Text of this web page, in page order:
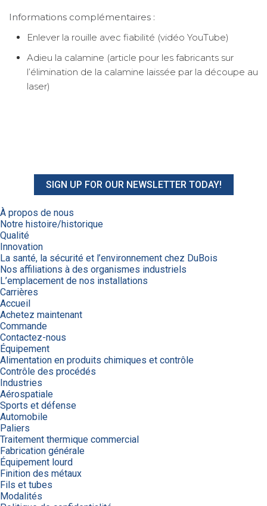
Informations complémentaires :
Enlever la rouille avec fiabilité (vidéo YouTube)
Adieu la calamine (article pour les fabricants sur
l’élimination de la calamine laissée par la découpe au
laser)
SIGN UP FOR OUR NEWSLETTER TODAY!
À propos de nous
Notre histoire/historique
Qualité
Innovation
La santé, la sécurité et l’environnement chez DuBois
Nos affiliations à des organismes industriels
L’emplacement de nos installations
Carrières
Accueil
Achetez maintenant
Commande
Contactez-nous
Équipement
Alimentation en produits chimiques et contrôle
Contrôle des procédés
Industries
Aérospatiale
Sports et défense
Automobile
Paliers
Traitement thermique commercial
Fabrication générale
Équipement lourd
Finition des métaux
Fils et tubes
Modalités